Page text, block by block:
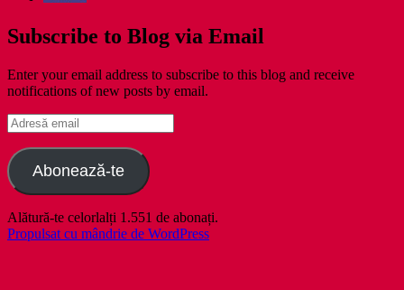
Subscribe to Blog via Email
Enter your email address to subscribe to this blog and receive
notifications of new posts by email.
Adresă
email
Abonează-te
Alătură-te celorlalți 1.551 de abonați.
Propulsat cu mândrie de WordPress